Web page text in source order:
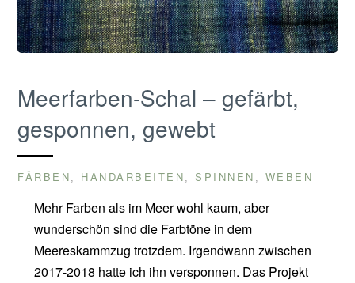
Meerfarben-Schal – gefärbt,
gesponnen, gewebt
FÄRBEN , HANDARBEITEN ,SPINNEN , WEBEN
Mehr Farben als im Meer wohl kaum, aber
wunderschön sind die Farbtöne in dem
Meereskammzug trotzdem. Irgendwann zwischen
2017-2018 hatte ich ihn versponnen. Das Projekt